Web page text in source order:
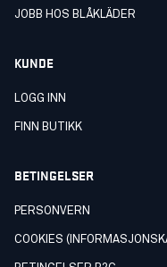
JOBB HOS BLÅKLÄDER
KUNDE
LOGG INN
FINN BUTIKK
BETINGELSER
PERSONVERN
COOKIES